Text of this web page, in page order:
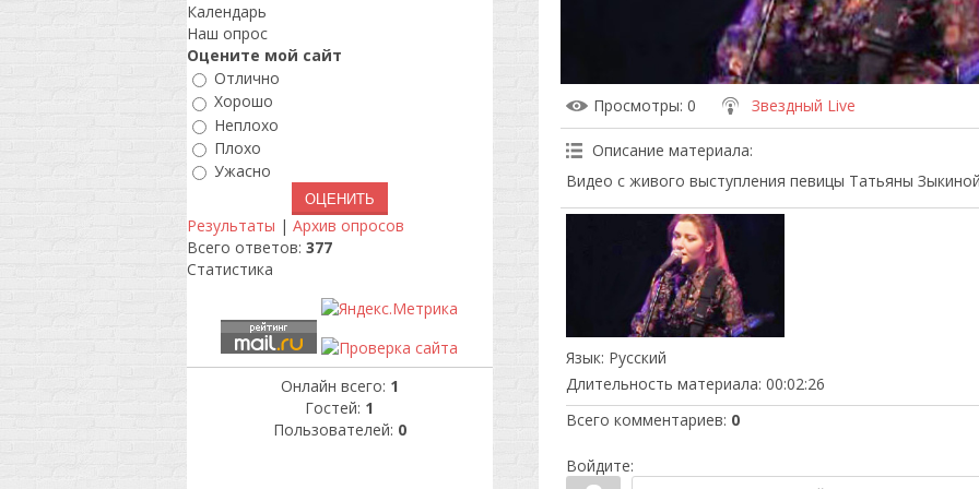
Просмотры: 0 Звездный Live
Описание материала:
Видео с живого выступления певицы Татьяны
Язык: Русский
Длительность материала: 00:02:26
Всего комментариев: 0
Войдите:
Календарь
Наш опрос
Оцените мой сайт
Отлично
Хорошо
Неплохо
Плохо
Ужасно
Результаты | Архив опросов
Всего ответов: 377
Статистика
Онлайн всего: 1
Гостей: 1
Пользователей: 0